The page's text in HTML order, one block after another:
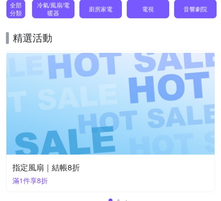
全部
分類
冷氣/風扇/電
暖器
廚房家電 電視 音響劇院
精選活動
指定風扇｜結帳8折
滿1件享8折